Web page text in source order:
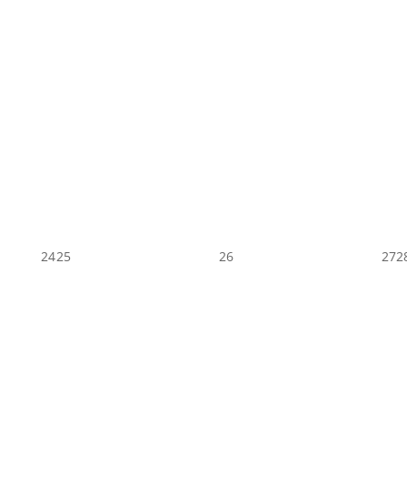
2425 26 27